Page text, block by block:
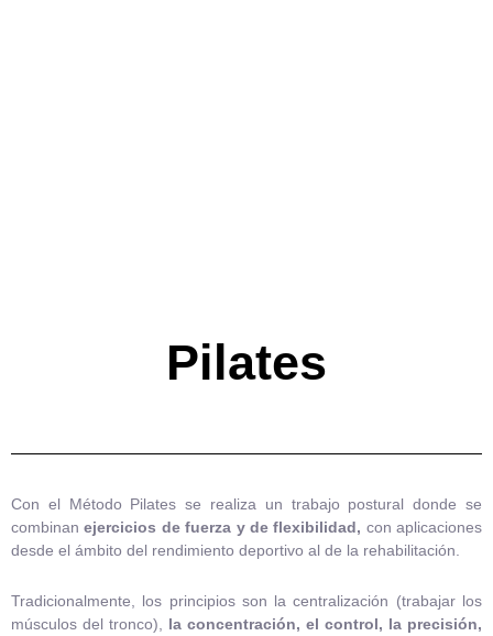
Pilates
Con el Método Pilates se realiza un trabajo postural donde se
combinanejercicios de fuerza y de flexibilidad, con aplicaciones
desde el ámbito del rendimiento deportivo al de la rehabilitación.
Tradicionalmente, los principios son la centralización (trabajar los
músculos del tronco), la concentración, el control, la precisión,